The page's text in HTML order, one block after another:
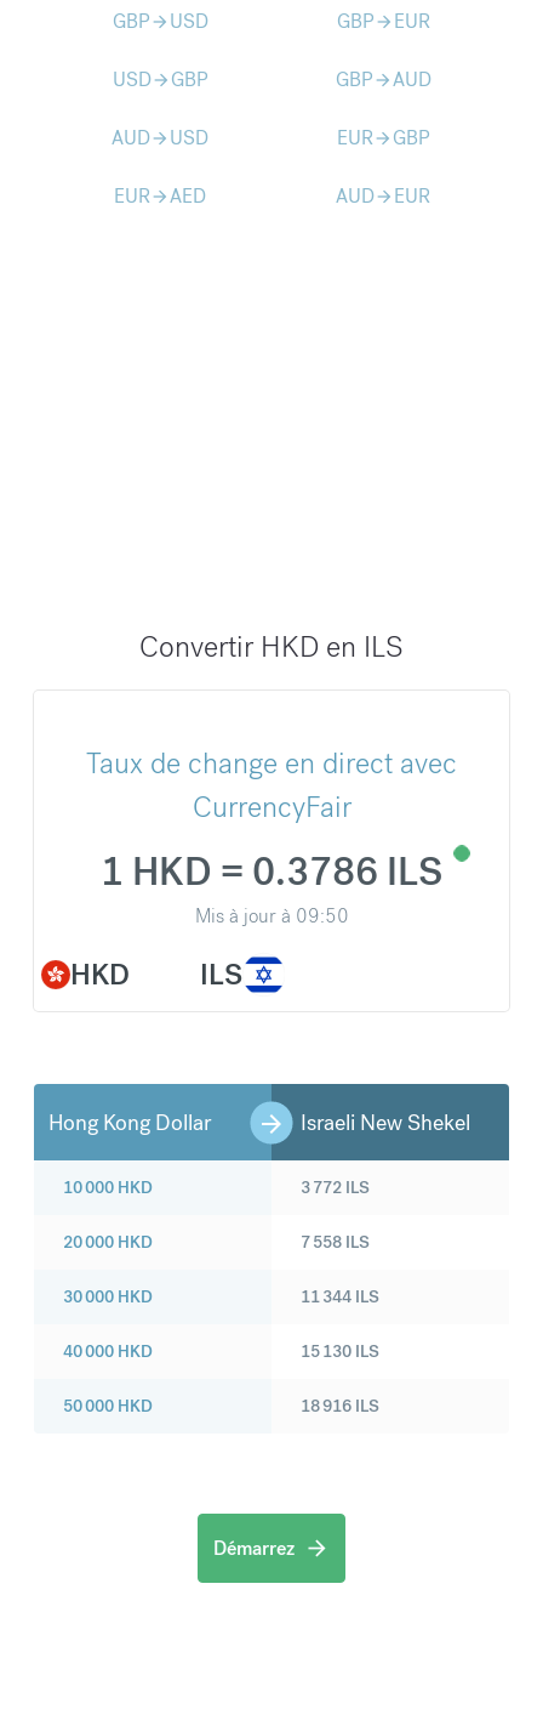
GBParrow_forward USD GBParrow_forward EUR
USDarrow_forward GBP GBParrow_forwardAUD
AUDarrow_forward USD EURarrow_forward GBP
EURarrow_forwardAED AUDarrow_forward EUR
Convertir HKD en ILS
Taux de change en direct avec
CurrencyFair
HKD
1 HKD = 0.3786 ILS
Mis à jour à 09:50
ILS
Hong Kong Dollar Israeli New Shekel
10 000 HKD
20 000 HKD
30 000 HKD
40 000 HKD
50 000 HKD
3 772 ILS
7 558 ILS
11 344 ILS
15 130 ILS
18 916 ILS
Démarrez